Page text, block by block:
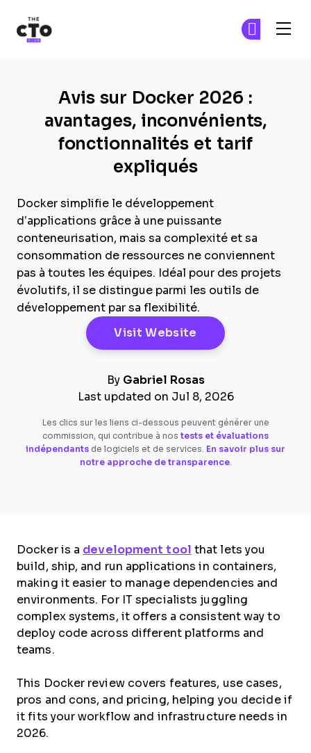
Avis sur Docker 2026 :
avantages, inconvénients,
fonctionnalités et tarif
expliqués
Docker simplifie le développement
d’applications grâce à une puissante
conteneurisation, mais sa complexité et sa
consommation de ressources ne conviennent
pas à toutes les équipes. Idéal pour des projets
évolutifs, il se distingue parmi les outils de
développement par sa flexibilité.
Visit Website Opens New
By Gabriel Rosas
Last updated on Jul 8, 2026
Les clics sur les liens ci-dessous peuvent générer une
commission, qui contribue à nos tests et évaluations
indépendants de logiciels et de services. En savoir plus sur
notre approche de transparence.
Docker is a development tool that lets you
build, ship, and run applications in containers,
making it easier to manage dependencies and
environments. For IT specialists juggling
complex systems, it offers a consistent way to
deploy code across different platforms and
teams.
This Docker review covers features, use cases,
pros and cons, and pricing, helping you decide if
it fits your workflow and infrastructure needs in
2026.